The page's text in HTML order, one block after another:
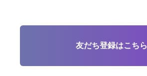
友だち登録はこちら